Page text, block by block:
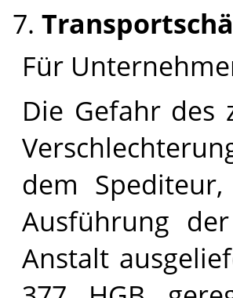
Für
Die Gefahr des
dem
Ausführung
Anstalt